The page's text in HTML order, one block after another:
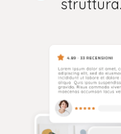
struttura.